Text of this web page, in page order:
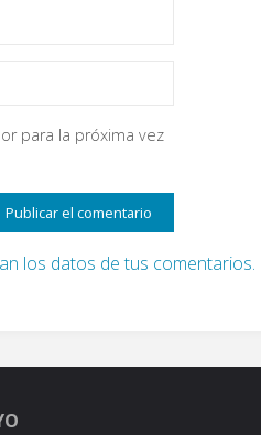
para la próxima vez
los datos de tus comentarios.